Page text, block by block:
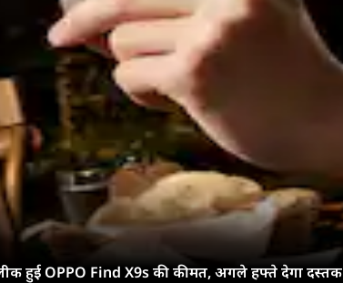
हुई OPPO Find X9s की कीमत, अगले हफ्ते देगा दस्तक